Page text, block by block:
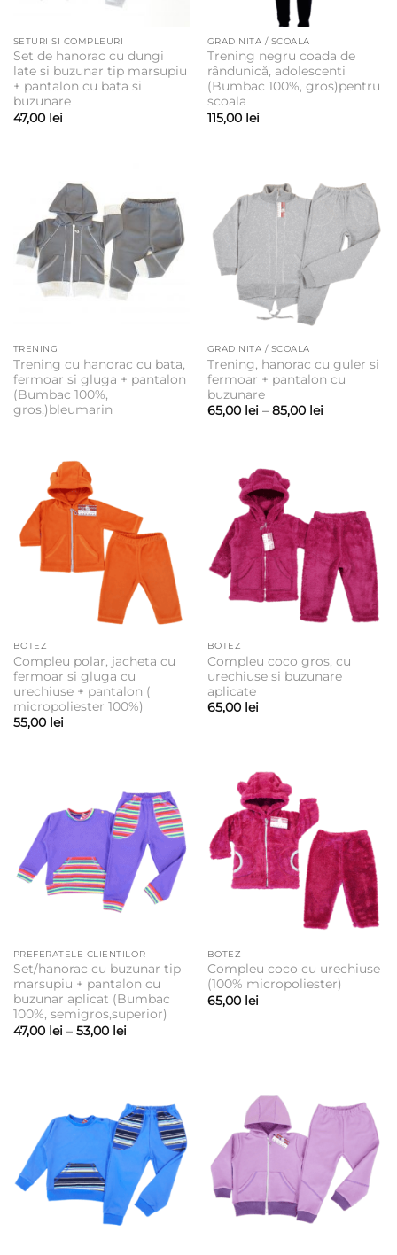
SETURI SI COMPLEURI
Set de hanorac cu dungi
late si buzunar tip marsupiu
+ pantalon cu bata si
buzunare
47,00 lei
GRADINITA / SCOALA
Trening negru coada de
rândunică, adolescenti
(Bumbac 100%, gros)pentru
scoala
115,00 lei
TRENING
Trening cu hanorac cu bata,
fermoar si gluga + pantalon
(Bumbac 100%,
gros,)bleumarin
GRADINITA / SCOALA
Trening, hanorac cu guler si
fermoar + pantalon cu
buzunare
65,00 lei – 85,00 leiInterval
BOTEZ
Compleu polar, jacheta cu
fermoar si gluga cu
urechiuse + pantalon (
micropoliester 100%)
55,00 lei
BOTEZ
Compleu coco gros, cu
urechiuse si buzunare
aplicate
65,00 lei
PREFERATELE CLIENTILOR
Set/hanorac cu buzunar tip
marsupiu + pantalon cu
buzunar aplicat (Bumbac
100%, semigros,superior)
47,00 lei – 53,00 leiInterval
BOTEZ
Compleu coco cu urechiuse
(100% micropoliester)
65,00 lei